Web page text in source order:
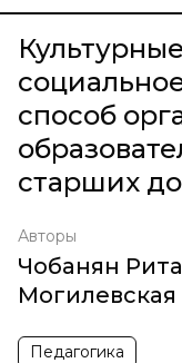
способ
старших
Авторы
Чобанян
Педагогика